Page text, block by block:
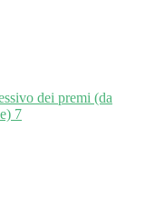
dei premi (da
7